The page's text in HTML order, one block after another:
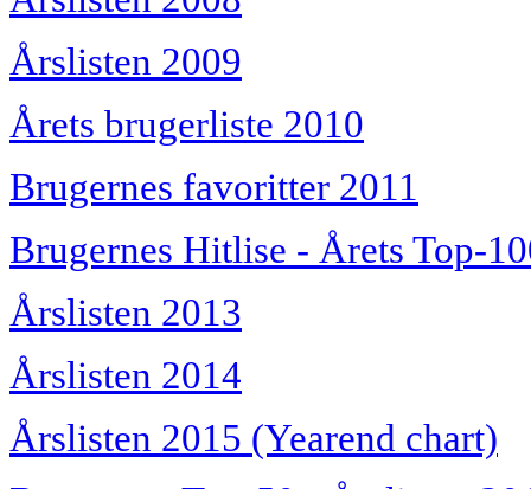
Årslisten 2009
Årets brugerliste 2010
Brugernes favoritter 2011
Brugernes Hitlise - Årets Top-
Årslisten 2013
Årslisten 2014
Årslisten 2015 (Yearend chart)